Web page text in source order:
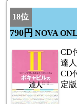
18位
790円 NOVA
CD
達
CD
定